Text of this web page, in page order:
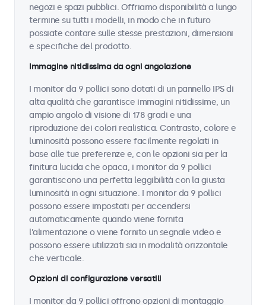
negozi e spazi pubblici. Offriamo disponibilità a lungo
termine su tutti i modelli, in modo che in futuro
possiate contare sulle stesse prestazioni, dimensioni
e specifiche del prodotto.
Immagine nitidissima da ogni angolazione
I monitor da 9 pollici sono dotati di un pannello IPS di
alta qualità che garantisce immagini nitidissime, un
ampio angolo di visione di 178 gradi e una
riproduzione dei colori realistica. Contrasto, colore e
luminosità possono essere facilmente regolati in
base alle tue preferenze e, con le opzioni sia per la
finitura lucida che opaca, i monitor da 9 pollici
garantiscono una perfetta leggibilità con la giusta
luminosità in ogni situazione. I monitor da 9 pollici
possono essere impostati per accendersi
automaticamente quando viene fornita
l'alimentazione o viene fornito un segnale video e
possono essere utilizzati sia in modalità orizzontale
che verticale.
Opzioni di configurazione versatili
I monitor da 9 pollici offrono opzioni di montaggio